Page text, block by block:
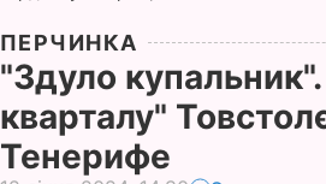
ПЕРЧИНКА
"Здуло
кварталу"
Тенерифе